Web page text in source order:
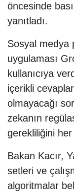
öncesinde
yanıtladı.
Sosyal medya
uygulaması
kullanıcıya
içerikli
olmayacağı
zekanın
gerekliliğini her
Bakan Kacır,
setleri ve
algoritmalar